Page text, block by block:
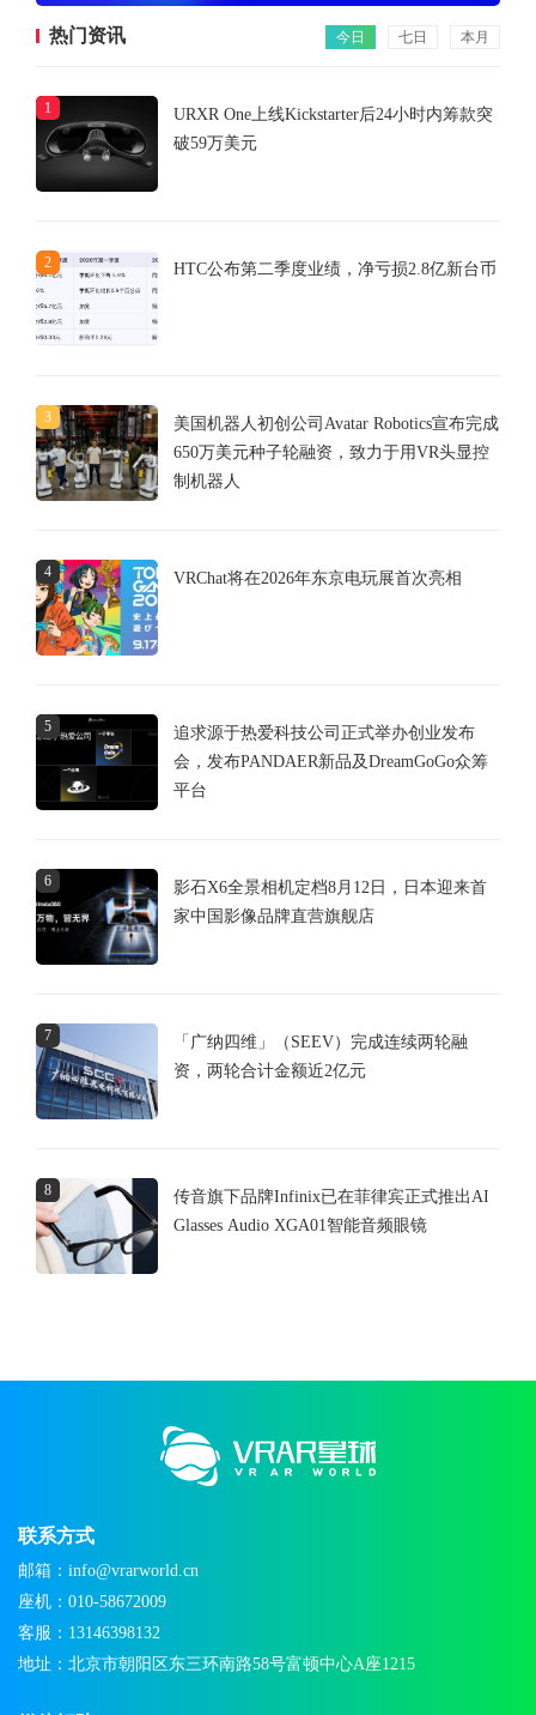
热门资讯 今日 七日 本月
1
URXR One上线Kickstarter后24小时内筹款突
破59万美元
2 HTC公布第二季度业绩，净亏损2.8亿新台币
3
美国机器人初创公司Avatar Robotics宣布完成
650万美元种子轮融资，致力于用VR头显控
制机器人
4 VRChat将在2026年东京电玩展首次亮相
5
追求源于热爱科技公司正式举办创业发布
会，发布PANDAER新品及DreamGoGo众筹
平台
6
影石X6全景相机定档8月12日，日本迎来首
家中国影像品牌直营旗舰店
7
「广纳四维」（SEEV）完成连续两轮融
资，两轮合计金额近2亿元
8
传音旗下品牌Infinix已在菲律宾正式推出AI
Glasses Audio XGA01智能音频眼镜
联系方式
邮箱：info@vrarworld.cn
座机：010-58672009
客服：13146398132
地址：北京市朝阳区东三环南路58号富顿中心A座1215